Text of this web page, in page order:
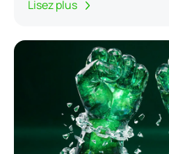
Lisez plus